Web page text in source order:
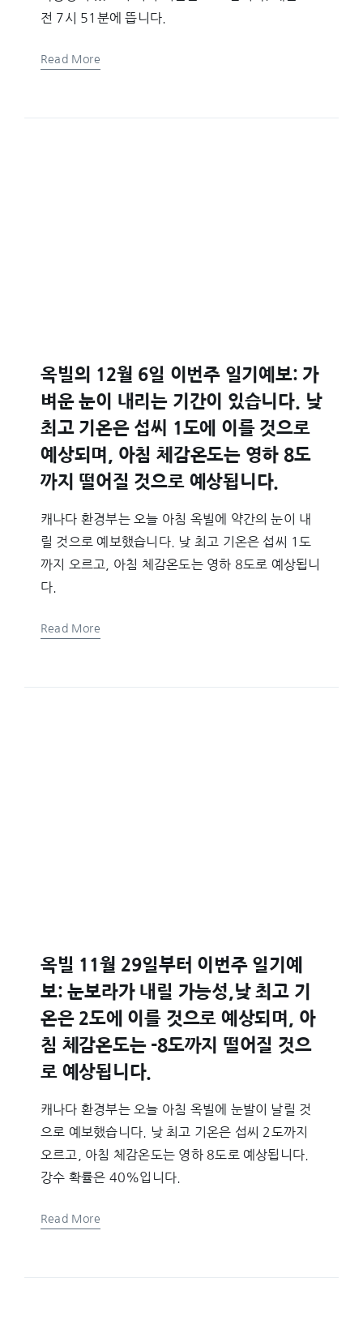
전 7시 51분에 뜹니다.
Read More
옥빌의 12월 6일 이번주 일기예보: 가
벼운 눈이 내리는 기간이 있습니다. 낮
최고 기온은 섭씨 1도에 이를 것으로
예상되며, 아침 체감온도는 영하 8도
까지 떨어질 것으로 예상됩니다.
캐나다 환경부는 오늘 아침 옥빌에 약간의 눈이 내
릴 것으로 예보했습니다. 낮 최고 기온은 섭씨 1도
까지 오르고, 아침 체감온도는 영하 8도로 예상됩니
다.
Read More
옥빌 11월 29일부터 이번주 일기예
보: 눈보라가 내릴 가능성,낮 최고 기
온은 2도에 이를 것으로 예상되며, 아
침 체감온도는 -8도까지 떨어질 것으
로 예상됩니다.
캐나다 환경부는 오늘 아침 옥빌에 눈발이 날릴 것
으로 예보했습니다. 낮 최고 기온은 섭씨 2도까지
오르고, 아침 체감온도는 영하 8도로 예상됩니다.
강수 확률은 40%입니다.
Read More